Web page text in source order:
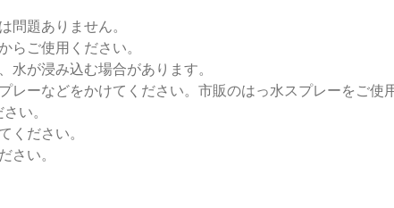
題ありません。
ご使用ください。
が浸み込む場合があります。
レーなどをかけてください。市販のはっ水スプレーをご
い。
ださい。
い。